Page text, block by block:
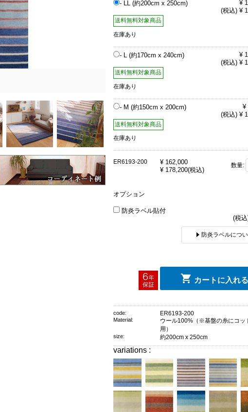
- LL (約200cm x 250cm)
¥
(税込) ¥
送料無料対象商品
在庫あり
- L (約170cm x 240cm)
¥
(税込) ¥
送料無料対象商品
在庫あり
- M (約150cm x 200cm)
¥
(税込) ¥
送料無料対象商品
在庫あり
ER6193-200 ¥ 162,000
¥ 178,200(税込)
数量:
オプション
防炎ラベル貼付
(税
防炎ラベルにつ
カートに入れる
code: ER6193-200
Material:
ウール100%（※基盤の糸にコッ
用）
size: 約200cm x 250cm
variations :